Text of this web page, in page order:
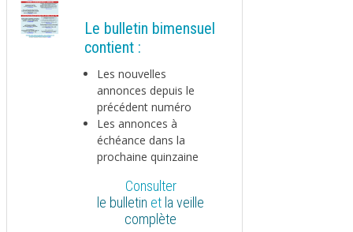
Le bulletin bimensuel
contient :
Les nouvelles
annonces depuis le
précédent numéro
Les annonces à
échéance dans la
prochaine quinzaine
Consulter
le bulletin et la veille
complète